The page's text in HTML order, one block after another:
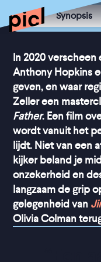
Synopsis
In 2020
Anthony Hopkins
geven, en waar
Zeller een
Father. Een film
wordt vanuit het
lijdt. Niet van een
kijker beland je
onzekerheid en
langzaam de grip
gelegenheid van
Olivia Colman